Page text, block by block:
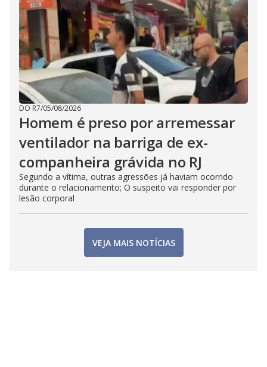
DO R7/05/08/2026
Homem é preso por arremessar
ventilador na barriga de ex-
companheira grávida no RJ
Segundo a vítima, outras agressões já haviam ocorrido
durante o relacionamento; O suspeito vai responder por
lesão corporal
VEJA MAIS NOTÍCIAS